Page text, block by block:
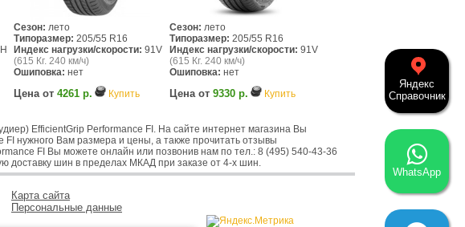
Сезон: лето
Типоразмер: 205/55 R16
Индекс нагрузки/скорости: 91V
(615 Кг. 240 км/ч)
Ошиповка: нет
Цена от 4261 р. Купить
Сезон: лето
Типоразмер: 205/55 R16
Индекс нагрузки/скорости: 91V
(615 Кг. 240 км/ч)
Ошиповка: нет
Цена от 9330 р. Купить
EfficientGrip Performance FI. На сайте интернет магазина Вы
нужного Вам размера и цены, а также прочитать отзывы
FI Вы можете онлайн или позвонив нам по тел.: 8 (495) 540-43-36
доставку шин в пределах МКАД при заказе от 4-х шин.
Карта сайта
Персональные данные
Яндекс
Справочник
WhatsApp